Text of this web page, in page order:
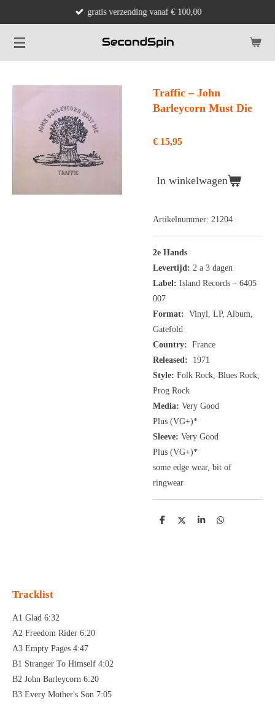
naar
de
gratis verzending vanaf € 100,00
Traffic ‎– John
Barleycorn Must Die
€ 15,95
In winkelwagen
Artikelnummer: 21204
2e Hands
Levertijd: 2 a 3 dagen
Label: Island Records ‎– 6405
007
Format: Vinyl, LP, Album,
Gatefold
Country: France
Released: 1971
Style: Folk Rock, Blues Rock,
Prog Rock
Media: Very Good
Plus (VG+)*
Sleeve: Very Good
Plus (VG+)*
some edge wear, bit of
ringwear
D
D
S
D
Tracklist
A1 Glad 6:32
A2 Freedom Rider 6:20
A3 Empty Pages 4:47
B1 Stranger To Himself 4:02
B2 John Barleycorn 6:20
B3 Every Mother's Son 7:05